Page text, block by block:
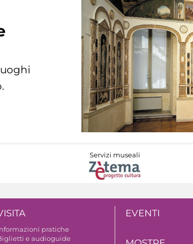
Servizi museali
pratiche
e audioguide
EVENTI